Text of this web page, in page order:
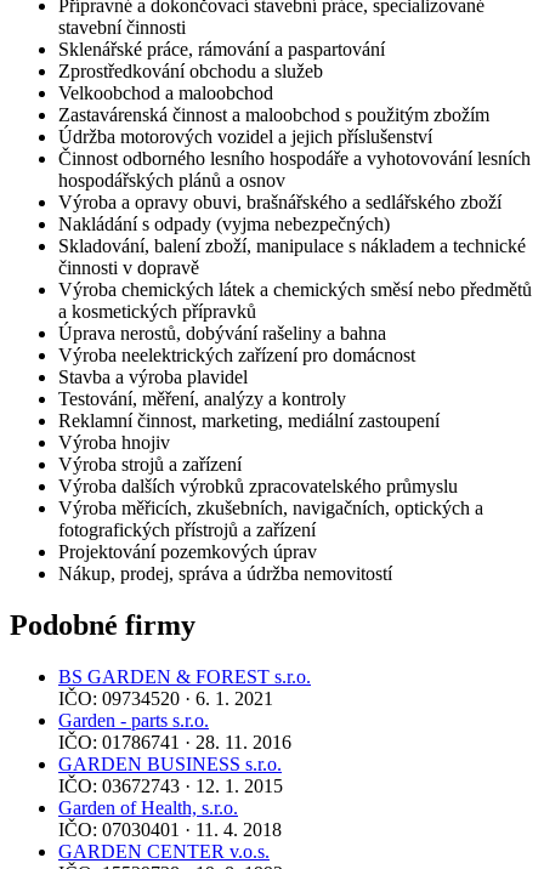
Přípravné a dokončovací stavební práce, specializované
stavební činnosti
Sklenářské práce, rámování a paspartování
Zprostředkování obchodu a služeb
Velkoobchod a maloobchod
Zastavárenská činnost a maloobchod s použitým zbožím
Údržba motorových vozidel a jejich příslušenství
Činnost odborného lesního hospodáře a vyhotovování lesních
hospodářských plánů a osnov
Výroba a opravy obuvi, brašnářského a sedlářského zboží
Nakládání s odpady (vyjma nebezpečných)
Skladování, balení zboží, manipulace s nákladem a technické
činnosti v dopravě
Výroba chemických látek a chemických směsí nebo předmětů
a kosmetických přípravků
Úprava nerostů, dobývání rašeliny a bahna
Výroba neelektrických zařízení pro domácnost
Stavba a výroba plavidel
Testování, měření, analýzy a kontroly
Reklamní činnost, marketing, mediální zastoupení
Výroba hnojiv
Výroba strojů a zařízení
Výroba dalších výrobků zpracovatelského průmyslu
Výroba měřicích, zkušebních, navigačních, optických a
fotografických přístrojů a zařízení
Projektování pozemkových úprav
Nákup, prodej, správa a údržba nemovitostí
Podobné firmy
BS GARDEN & FOREST s.r.o.
IČO: 09734520 · 6. 1. 2021
Garden - parts s.r.o.
IČO: 01786741 · 28. 11. 2016
GARDEN BUSINESS s.r.o.
IČO: 03672743 · 12. 1. 2015
Garden of Health, s.r.o.
IČO: 07030401 · 11. 4. 2018
GARDEN CENTER v.o.s.